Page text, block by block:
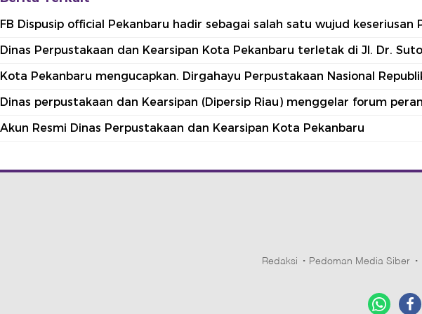
FB Dispusip official Pekanbaru hadir sebagai salah satu wujud
Dinas Perpustakaan dan Kearsipan Kota Pekanbaru terletak di Jl. Dr.
Kota Pekanbaru mengucapkan. Dirgahayu Perpustakaan Nasional
Dinas perpustakaan dan Kearsipan (Dipersip Riau) menggelar forum
Akun Resmi Dinas Perpustakaan dan Kearsipan Kota Pekanbaru
Redaksi Pedoman Media Siber